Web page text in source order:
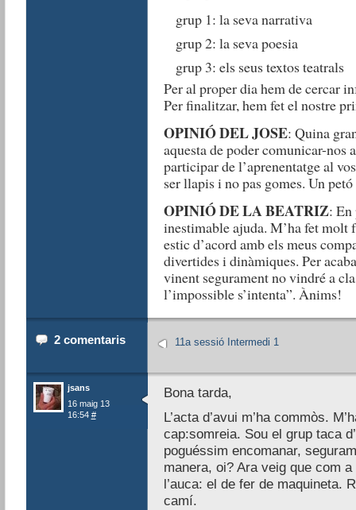
grup 1: la seva narrativa
grup 2: la seva poesia
grup 3: els seus textos teatrals
Per al proper dia hem de cercar
Per finalitzar, hem fet el nostre
OPINIÓ DEL JOSE: Quina
aquesta de poder comunicar-
participar de l’aprenentatge al
ser llapis i no pas gomes. Un petó
OPINIÓ DE LA BEATRIZ: En
inestimable ajuda. M’ha fet molt
estic d’acord amb els meus
divertides i dinàmiques. Per
vinent segurament no vindré a
l’impossible s’intenta”. Ànims!
2 comentaris 11a sessió Intermedi 1
jsans
16 maig 13
16:54 #
Bona tarda,
L’acta d’avui m’ha commòs.
cap:somreia. Sou el grup taca
poguéssim encomanar,
manera, oi? Ara veig que com
l’auca: el de fer de maquineta.
camí.